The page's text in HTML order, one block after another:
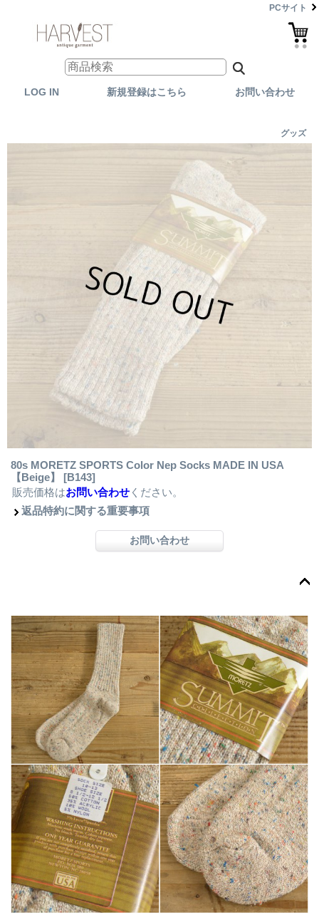
PCサイト
LOG IN 新規登録はこちら お問い合わせ
グッズ
80s MORETZ SPORTS Color Nep Socks MADE IN USA
【Beige】 [B143]
販売価格はお問い合わせ ください。
返品特約に関する重要事項